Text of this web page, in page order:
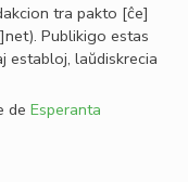
tra pakto [ĉe]
. Publikigo estas
establoj, laŭdiskrecia
de Esperanta